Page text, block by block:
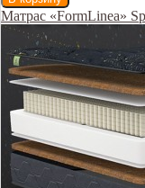
Матрас «FormLinea»